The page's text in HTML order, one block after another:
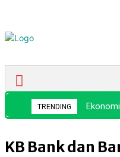
TRENDING
KB Bank dan